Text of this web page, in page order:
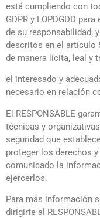
está cumpliendo con
GDPR y LOPDGDD
de su responsabilidad,
descritos en el artículo
de manera lícita, leal y
el interesado y
necesario en relación
El RESPONSABLE
técnicas y
seguridad que
proteger los derechos
comunicado la
ejercerlos.
Para más información
dirigirte al